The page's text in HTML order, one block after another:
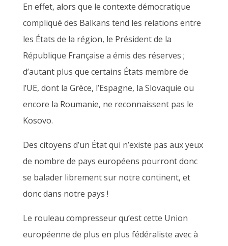
En effet, alors que le contexte démocratique
compliqué des Balkans tend les relations entre
les États de la région, le Président de la
République Française a émis des réserves ;
d’autant plus que certains États membre de
l’UE, dont la Grèce, l’Espagne, la Slovaquie ou
encore la Roumanie, ne reconnaissent pas le
Kosovo.
Des citoyens d’un État qui n’existe pas aux yeux
de nombre de pays européens pourront donc
se balader librement sur notre continent, et
donc dans notre pays !
Le rouleau compresseur qu’est cette Union
européenne de plus en plus fédéraliste avec à